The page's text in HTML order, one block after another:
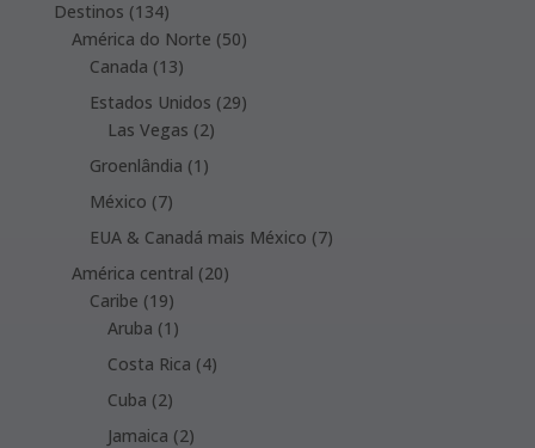
Destinos 134134
products
América do Norte 5050
Canada 1313
products
Estados Unidos 2929
Las Vegas 22
Groenlândia 1 1
México 77
products
EUA & Canadá mais México 77
América central 2020
Caribe 1919
products
Aruba 1 1
product
Costa Rica 44
Cuba 22
products
Jamaica 22